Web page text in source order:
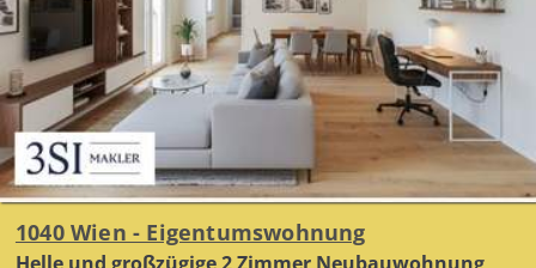
1040 Wien - Eigentumswohnung